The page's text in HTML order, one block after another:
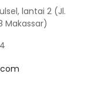
lantai 2 (Jl.
Makassar)